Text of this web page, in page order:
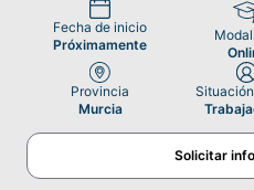
Fecha de inicio
Próximamente
Provincia
Murcia
Solicitar